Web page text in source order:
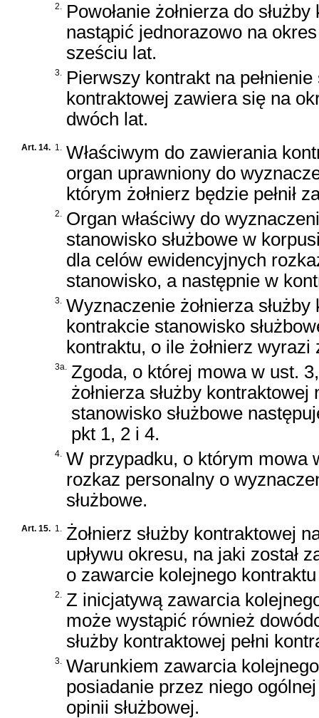
2. Powołanie żołnierza do
nastąpić jednorazowo na
sześciu lat.
3. Pierwszy kontrakt na pełnienie
kontraktowej zawiera się na
dwóch lat.
Art. 14. 1. Właściwym do zawierania
organ uprawniony do
którym żołnierz będzie pełnił
2. Organ właściwy do
stanowisko służbowe w
dla celów ewidencyjnych
stanowisko, a następnie w
3. Wyznaczenie żołnierza
kontrakcie stanowisko
kontraktu, o ile żołnierz
3a. Zgoda, o której mowa w ust.
żołnierza służby
stanowisko służbowe
pkt 1, 2 i 4.
4. W przypadku, o którym mowa
rozkaz personalny o
służbowe.
Art. 15. 1. Żołnierz służby kontraktowej
upływu okresu, na jaki został
o zawarcie kolejnego kontraktu
2. Z inicjatywą zawarcia
może wystąpić również
służby kontraktowej pełni
3. Warunkiem zawarcia
posiadanie przez niego
opinii służbowej.